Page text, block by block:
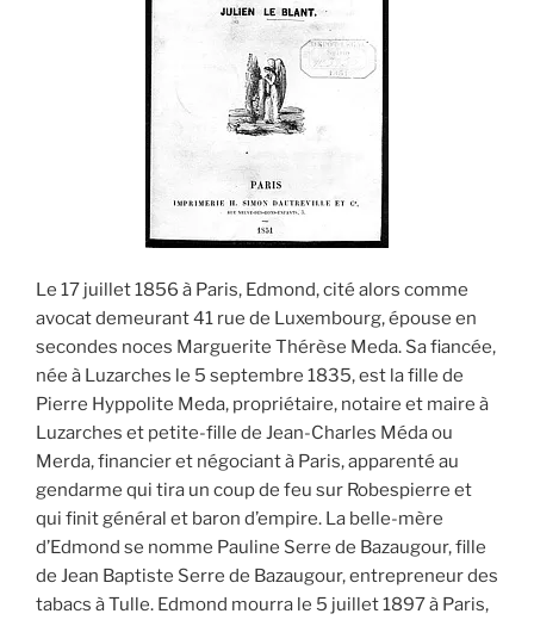
Le 17 juillet 1856 à Paris, Edmond, cité alors comme
avocat demeurant 41 rue de Luxembourg, épouse en
secondes noces Marguerite Thérèse Meda. Sa fiancée,
née à Luzarches le 5 septembre 1835, est la fille de
Pierre Hyppolite Meda, propriétaire, notaire et maire à
Luzarches et petite-fille de Jean-Charles Méda ou
Merda, financier et négociant à Paris, apparenté au
gendarme qui tira un coup de feu sur Robespierre et
qui finit général et baron d’empire. La belle-mère
d’Edmond se nomme Pauline Serre de Bazaugour, fille
de Jean Baptiste Serre de Bazaugour, entrepreneur des
tabacs à Tulle. Edmond mourra le 5 juillet 1897 à Paris,